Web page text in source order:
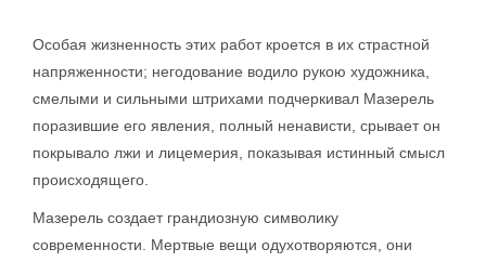
Особая жизненность этих работ кроется в их страстной
напряженности; негодование водило рукою художника,
смелыми и сильными штрихами подчеркивал Мазерель
поразившие его явления, полный ненависти, срывает он
покрывало лжи и лицемерия, показывая истинный смысл
происходящего.
Мазерель создает грандиозную символику
современности. Мертвые вещи одухотворяются, они